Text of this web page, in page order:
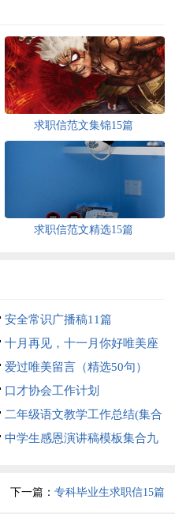
求职信范文集锦15篇
求职信范文精选15篇
安全常识广播稿11篇
十月再见，十一月你好唯美座
铭句子（通用40句）
爱过唯美留言（精选50句）
口才协会工作计划
二年级语文教学工作总结(集合
篇)
中学生感恩演讲稿模板集合九
下一篇： 专科毕业生求职信15篇